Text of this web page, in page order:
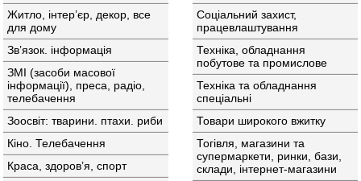
Житло, інтер’єр, декор, все
для дому
Зв’язок. iнформацiя
ЗМІ (засоби масової
інформації), преса, радіо,
телебачення
Зоосвіт: тварини. птахи. риби
Кiно. Телебачення
Краса, здоров’я, спорт
Соцiальний захист,
працевлаштування
Технiка, обладнання
побутове та промислове
Технiка та обладнання
спецiальнi
Товари широкого вжитку
Тогiвля, магазини та
супермаркети, ринки, бази,
склади, інтернет-магазини